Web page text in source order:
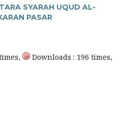
SYARAH UQUD AL-
PASAR
Downloads : 196 times,